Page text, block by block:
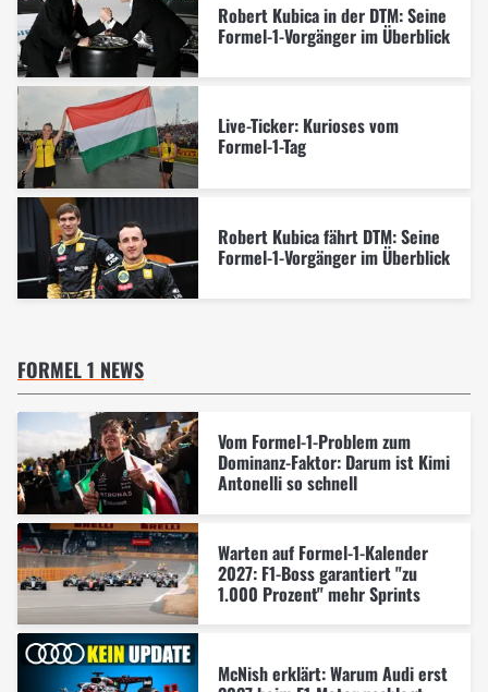
Robert Kubica in der DTM: Seine
Formel-1-Vorgänger im Überblick
Live-Ticker: Kurioses vom
Formel-1-Tag
Robert Kubica fährt DTM: Seine
Formel-1-Vorgänger im Überblick
FORMEL 1 NEWS
Vom Formel-1-Problem zum
Dominanz-Faktor: Darum ist Kimi
Antonelli so schnell
Warten auf Formel-1-Kalender
2027: F1-Boss garantiert "zu
1.000 Prozent" mehr Sprints
McNish erklärt: Warum Audi erst